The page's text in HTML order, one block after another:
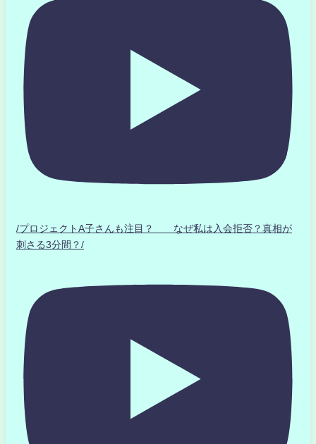
/プロジェクトA子さんも注目？ なぜ私は入会拒否？真相が
刺さる3分間？/